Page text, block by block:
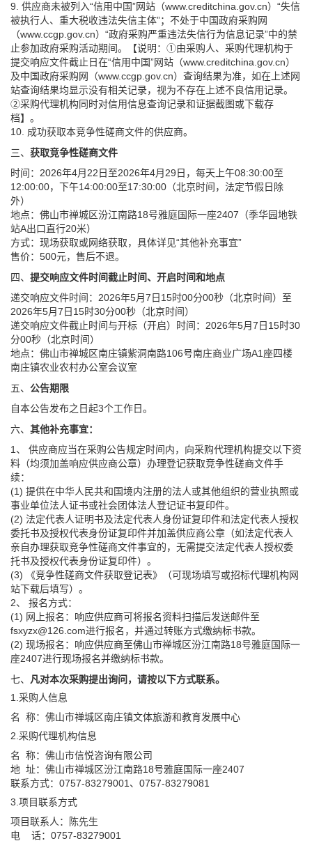
9. 供应商未被列入“信用中国”网站（www.creditchina.gov.cn）“失信
被执行人、重大税收违法失信主体”；不处于中国政府采购网
（www.ccgp.gov.cn）“政府采购严重违法失信行为信息记录”中的禁
止参加政府采购活动期间。【说明：①由采购人、采购代理机构于
提交响应文件截止日在“信用中国”网站（www.creditchina.gov.cn）
及中国政府采购网（www.ccgp.gov.cn）查询结果为准，如在上述网
站查询结果均显示没有相关记录，视为不存在上述不良信用记录。
②采购代理机构同时对信用信息查询记录和证据截图或下载存
档】。
10. 成功获取本竞争性磋商文件的供应商。
三、 获取竞争性磋商文件
时间：2026年4月22日至2026年4月29日，每天上午08:30:00至
12:00:00，下午14:00:00至17:30:00（北京时间，法定节假日除
外）
地点：佛山市禅城区汾江南路18号雅庭国际一座2407（季华园地铁
站A出口直行20米）
方式：现场获取或网络获取，具体详见“其他补充事宜”
售价：500元，售后不退。
四、 提交响应文件时间截止时间、开启时间和地点
递交响应文件时间：2026年5月7日15时00分00秒（北京时间）至
2026年5月7日15时30分00秒（北京时间）
递交响应文件截止时间与开标（开启）时间：2026年5月7日15时30
分00秒（北京时间）
地点：佛山市禅城区南庄镇紫洞南路106号南庄商业广场A1座四楼
南庄镇农业农村办公室会议室
五、 公告期限
自本公告发布之日起3个工作日。
六、 其他补充事宜：
1、 供应商应当在采购公告规定时间内，向采购代理机构提交以下资
料（均须加盖响应供应商公章）办理登记获取竞争性磋商文件手
续：
(1) 提供在中华人民共和国境内注册的法人或其他组织的营业执照或
事业单位法人证书或社会团体法人登记证书复印件。
(2) 法定代表人证明书及法定代表人身份证复印件和法定代表人授权
委托书及授权代表身份证复印件并加盖供应商公章（如法定代表人
亲自办理获取竞争性磋商文件事宜的，无需提交法定代表人授权委
托书及授权代表身份证复印件）。
(3) 《竞争性磋商文件获取登记表》（可现场填写或招标代理机构网
站下载后填写）。
2、 报名方式：
(1) 网上报名：响应供应商可将报名资料扫描后发送邮件至
fsxyzx@126.com进行报名，并通过转账方式缴纳标书款。
(2) 现场报名：响应供应商至佛山市禅城区汾江南路18号雅庭国际一
座2407进行现场报名并缴纳标书款。
七、
凡对本次采购提出询问，请按以下方式联系。
1.采购人信息
名 称：佛山市禅城区南庄镇文体旅游和教育发展中心
2.采购代理机构信息
名 称：佛山市信悦咨询有限公司
地 址：佛山市禅城区汾江南路18号雅庭国际一座2407
联系方式：0757-83279001、0757-83279081
3.项目联系方式
项目联系人：陈先生
电 话：0757-83279001